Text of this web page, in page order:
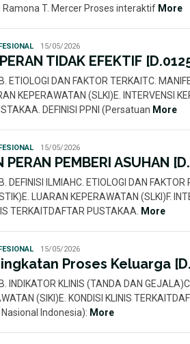
Ramona T. Mercer Proses interaktif More
Rahmi
Nur
15/05/2026
TIDAK EFEKTIF
ETIOLOGI DAN FAKTOR TERKAITC.
KEPERAWATAN (SLKI)E. INTERVENSI
DEFINISI PPNI (Persatuan More
Rahmi
Nur
15/05/2026
PERAN PEMBERI ASUHAN
DEFINISI ILMIAHC. ETIOLOGI DAN FAKTOR
LUARAN KEPERAWATAN (SLKI)F.
TERKAITDAFTAR PUSTAKAA. More
Rahmi
Nur
15/05/2026
Proses Keluarga
INDIKATOR KLINIS (TANDA DAN
(SIKI)E. KONDISI KLINIS
Indonesia): More